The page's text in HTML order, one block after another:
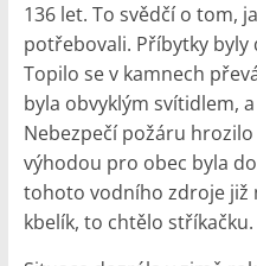
136 let. To svědčí o tom,
potřebovali. Příbytky byly
Topilo se v kamnech
byla obvyklým svítidlem,
Nebezpečí požáru
výhodou pro obec byla
tohoto vodního zdroje již
kbelík, to chtělo stříkačku.